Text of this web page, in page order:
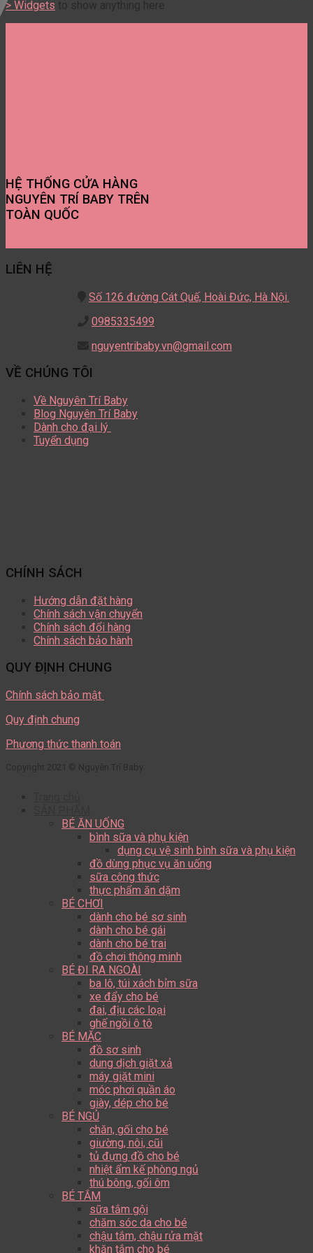
> Widgets to show anything here
HỆ THỐNG CỬA HÀNG
NGUYÊN TRÍ BABY TRÊN
TOÀN QUỐC
LIÊN HỆ
Số 126 đường Cát Quế, Hoài Đức, Hà Nội.
0985335499
nguyentribaby.vn@gmail.com
VỀ CHÚNG TÔI
Về Nguyên Trí Baby
Blog Nguyên Trí Baby
Dành cho đại lý
Tuyển dụng
CHÍNH SÁCH
Hướng dẫn đặt hàng
Chính sách vận chuyển
Chính sách đổi hàng
Chính sách bảo hành
QUY ĐỊNH CHUNG
Chính sách bảo mật
Quy định chung
Phương thức thanh toán
Copyright 2021 © Nguyên Trí Baby.
BÉ ĂN UỐNG
bình sữa và phụ kiện
dụng cụ vệ sinh bình sữa và phụ kiện
đồ dùng phục vụ ăn uống
sữa công thức
thực phẩm ăn dặm
BÉ CHƠI
dành cho bé sơ sinh
dành cho bé gái
dành cho bé trai
đồ chơi thông minh
BÉ ĐI RA NGOÀI
ba lô, túi xách bỉm sữa
xe đẩy cho bé
đai, địu các loại
ghế ngồi ô tô
BÉ MẶC
đồ sơ sinh
dung dịch giặt xả
máy giặt mini
móc phơi quần áo
giày, dép cho bé
BÉ NGỦ
chăn, gối cho bé
giường, nôi, cũi
tủ đựng đồ cho bé
nhiệt ẩm kế phòng ngủ
thú bông, gối ôm
BÉ TẮM
sữa tắm gội
chăm sóc da cho bé
chậu tắm, chậu rửa mặt
khăn tắm cho bé